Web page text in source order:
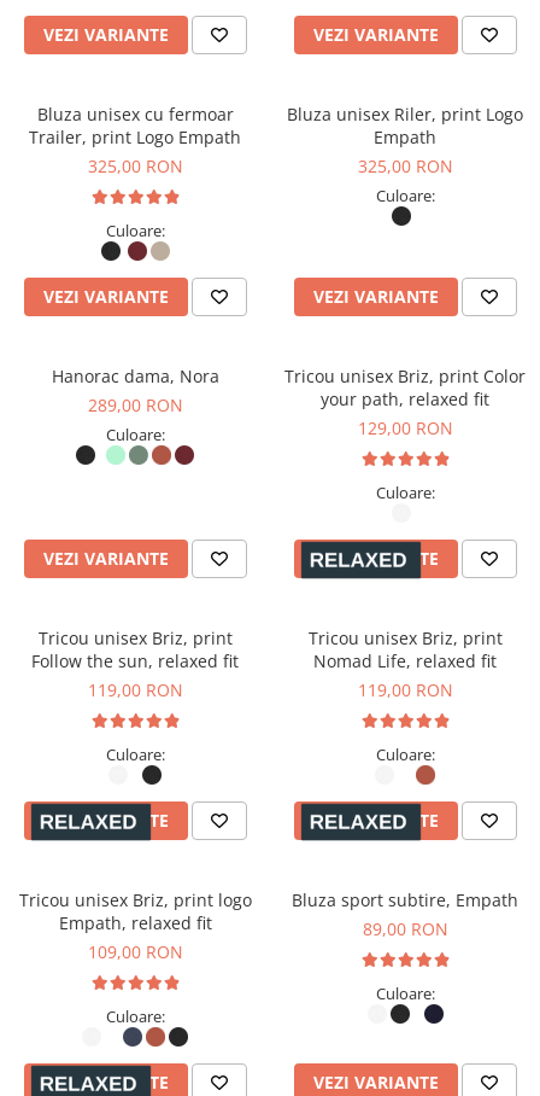
VEZI VARIANTE VEZI VARIANTE
Bluza unisex cu fermoar
Trailer, print Logo Empath
325,00 RON
Culoare:
VEZI VARIANTE
Bluza unisex Riler, print Logo
Empath
325,00 RON
Culoare:
VEZI VARIANTE
Hanorac dama, Nora
289,00 RON
Culoare:
VEZI VARIANTE
Tricou unisex Briz, print Color
your path, relaxed fit
129,00 RON
Culoare:
VEZI VARIANTE
Tricou unisex Briz, print
Follow the sun, relaxed fit
119,00 RON
Culoare:
VEZI VARIANTE
Tricou unisex Briz, print
Nomad Life, relaxed fit
119,00 RON
Culoare:
VEZI VARIANTE
Tricou unisex Briz, print logo
Empath, relaxed fit
109,00 RON
Culoare:
VEZI VARIANTE
Bluza sport subtire, Empath
89,00 RON
Culoare:
VEZI VARIANTE